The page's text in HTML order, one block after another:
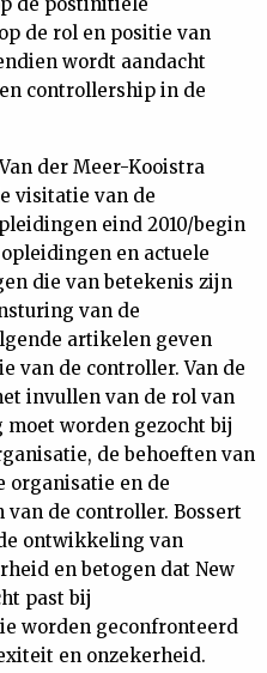
de rol en positie van
wordt aandacht
controllership in de
der Meer-Kooistra
visitatie van de
eind 2010/begin
en actuele
die van betekenis zijn
van de
artikelen geven
van de controller. Van de
invullen van de rol van
worden gezocht bij
de behoeften van
organisatie en de
de controller. Bossert
ontwikkeling van
en betogen dat New
past bij
worden geconfronteerd
en onzekerheid.